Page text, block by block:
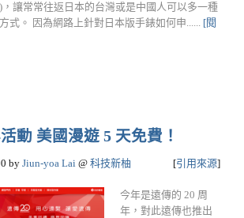
讓常常往返日本的台灣或是中國人可以多一種
式。 因為網路上針對日本版手錶如何申...... [閱
動 美國漫遊 5 天免費！
by Jiun-yoa Lai @ 科技新柚 [引用來源]
今年是遠傳的 20 周
年，對此遠傳也推出